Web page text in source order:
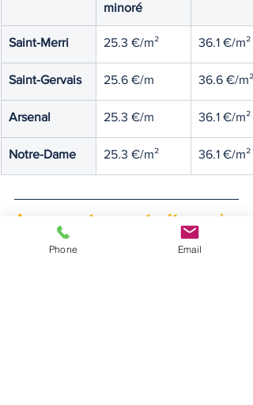
minoré
Saint-Merri 25.3 €/m² 36.1 €/m²
Saint-Gervais 25.6 €/m 36.6 €/m²
Arsenal 25.3 €/m 36.1 €/m²
Notre-Dame 25.3 €/m² 36.1 €/m²
Logements construits après
Phone Email